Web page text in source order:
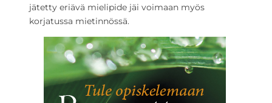
jätetty eriävä mielipide jäi voimaan myös
korjatussa mietinnössä.